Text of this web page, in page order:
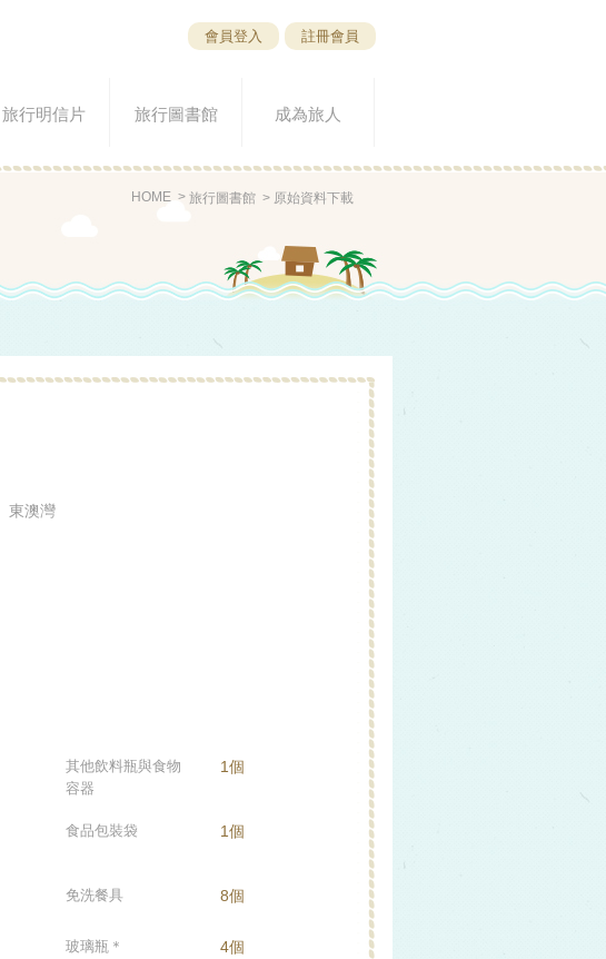
註冊會員
會員登入
旅行明信片 旅行圖書館 成為旅人
HOME 旅行圖書館 原始資料下載
東澳灣
其他飲料瓶與食物
容器
1個
食品包裝袋 1個
免洗餐具 8個
玻璃瓶＊ 4個